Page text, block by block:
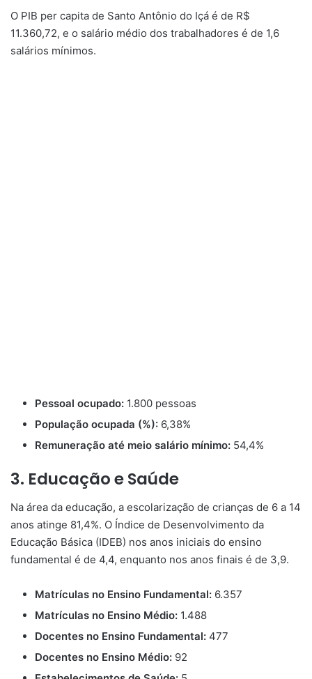
O PIB per capita de Santo Antônio do Içá é de R$
11.360,72, e o salário médio dos trabalhadores é de 1,6
salários mínimos.
Pessoal ocupado: 1.800 pessoas
População ocupada (%): 6,38%
Remuneração até meio salário mínimo: 54,4%
3. Educação e Saúde
Na área da educação, a escolarização de crianças de 6 a 14
anos atinge 81,4%. O Índice de Desenvolvimento da
Educação Básica (IDEB) nos anos iniciais do ensino
fundamental é de 4,4, enquanto nos anos finais é de 3,9.
Matrículas no Ensino Fundamental: 6.357
Matrículas no Ensino Médio: 1.488
Docentes no Ensino Fundamental: 477
Docentes no Ensino Médio: 92